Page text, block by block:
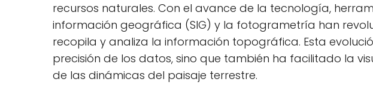
recursos naturales. Con el avance de la tecnología,
información geográfica (SIG) y la fotogrametría han
recopila y analiza la información topográfica. Esta
precisión de los datos, sino que también ha facilitado la
de las dinámicas del paisaje terrestre.